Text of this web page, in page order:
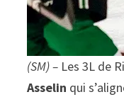
(SM) – Les 3L de
Asselin qui